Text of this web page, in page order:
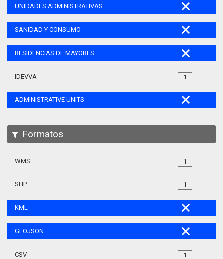
UNIDADES ADMINISTRATIVAS
SANIDAD Y CONSUMO
RESIDENCIAS DE MAYORES
1
IDEVVA
ADMINISTRATIVE UNITS
Formatos
1
WMS
1
SHP
KML
GEOJSON
1
CSV